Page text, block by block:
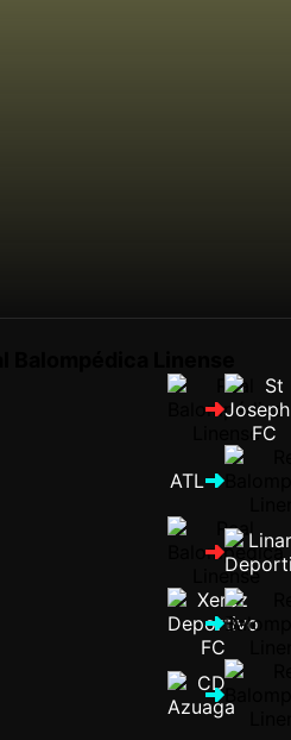
ATL